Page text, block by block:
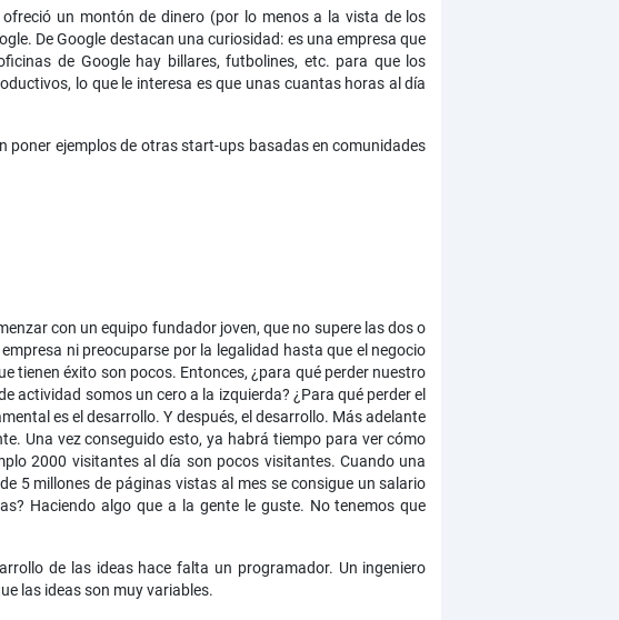
un montón de dinero (por lo menos a la vista de los
De Google destacan una curiosidad: es una empresa que
de Google hay billares, futbolines, etc. para que los
lo que le interesa es que unas cuantas horas al día
poner ejemplos de otras start-ups basadas en comunidades
con un equipo fundador joven, que no supere las dos o
ni preocuparse por la legalidad hasta que el negocio
tienen éxito son pocos. Entonces, ¿para qué perder nuestro
actividad somos un cero a la izquierda? ¿Para qué perder el
es el desarrollo. Y después, el desarrollo. Más adelante
Una vez conseguido esto, ya habrá tiempo para ver cómo
2000 visitantes al día son pocos visitantes. Cuando una
5 millones de páginas vistas al mes se consigue un salario
Haciendo algo que a la gente le guste. No tenemos que
de las ideas hace falta un programador. Un ingeniero
las ideas son muy variables.